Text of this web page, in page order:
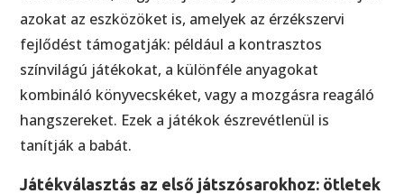
azokat az eszközöket is, amelyek az érzékszervi
fejlődést támogatják: például a kontrasztos
színvilágú játékokat, a különféle anyagokat
kombináló könyvecskéket, vagy a mozgásra reagáló
hangszereket. Ezek a játékok észrevétlenül is
tanítják a babát.
Játékválasztás az első játszósarokhoz: ötletek